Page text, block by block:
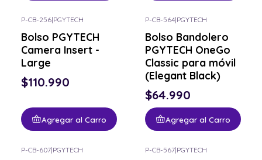
P-CB-256|PGYTECH
Bolso PGYTECH
Camera Insert -
Large
$110.990
Agregar al Carro
P-CB-564|PGYTECH
Bolso Bandolero
PGYTECH OneGo
Classic para móvil
(Elegant Black)
$64.990
Agregar al Carro
P-CB-607|PGYTECH P-CB-567|PGYTECH